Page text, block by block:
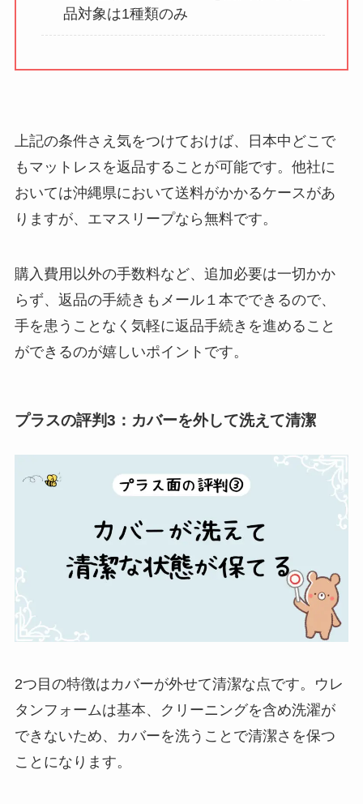
品対象は1種類のみ
上記の条件さえ気をつけておけば、日本中どこで
もマットレスを返品することが可能です。他社に
おいては沖縄県において送料がかかるケースがあ
りますが、エマスリープなら無料です。
購入費用以外の手数料など、追加必要は一切かか
らず、返品の手続きもメール１本でできるので、
手を患うことなく気軽に返品手続きを進めること
ができるのが嬉しいポイントです。
プラスの評判3：カバーを外して洗えて清潔
2つ目の特徴はカバーが外せて清潔な点です。ウレ
タンフォームは基本、クリーニングを含め洗濯が
できないため、カバーを洗うことで清潔さを保つ
ことになります。